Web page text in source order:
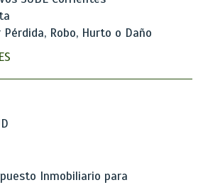
Pérdida, Robo, Hurto o Daño
Inmobiliario para